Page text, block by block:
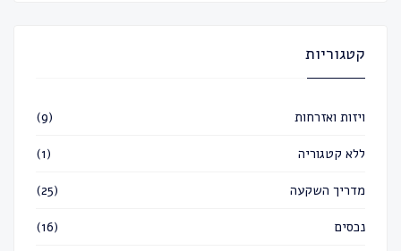
קטגוריות
ויזות ואזרחות (9)
ללא קטגוריה (1)
מדריך השקעה (25)
נכסים (16)